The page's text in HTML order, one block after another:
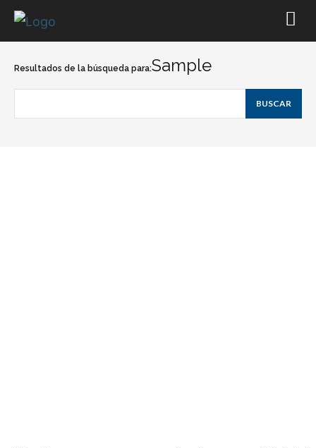
Resultados de la búsqueda para:Sample
BUSCAR